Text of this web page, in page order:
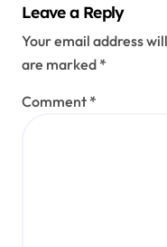
Leave a Reply
Your email address
are marked *
Comment *